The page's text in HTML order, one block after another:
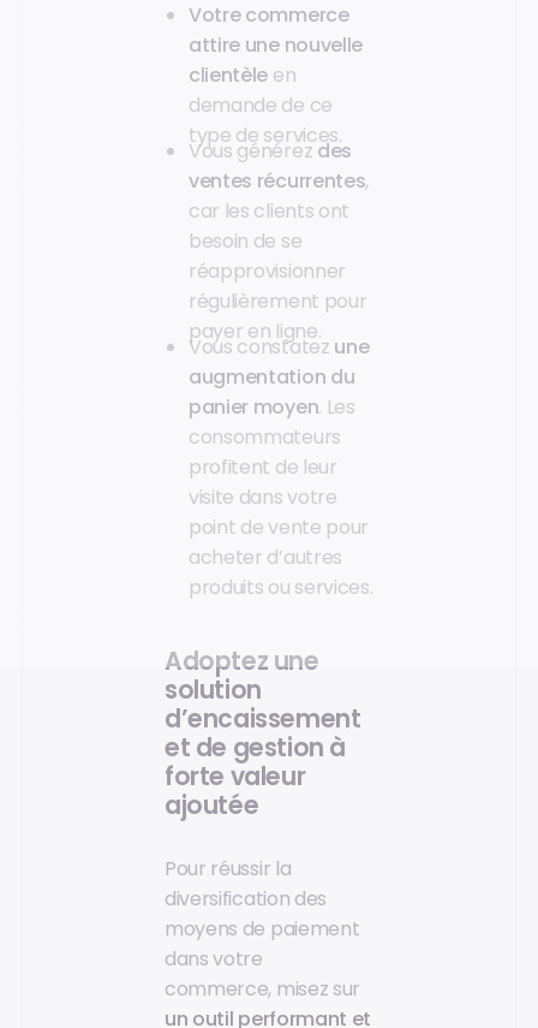
Votre commerce
attire une nouvelle
clientèle en
demande de ce
type de services.
Vous générezdes
ventes récurrentes,
car les clients ont
besoin de se
réapprovisionner
régulièrement pour
payer en ligne.
Vous constatez une
augmentation du
panier moyen. Les
consommateurs
profitent de leur
visite dans votre
point de vente pour
acheter d’autres
produits ou services.
Adoptez une
solution
d’encaissement
et de gestion à
forte valeur
ajoutée
Pour réussir la
diversification des
moyens de paiement
dans votre
commerce, misez sur
un outil performant et